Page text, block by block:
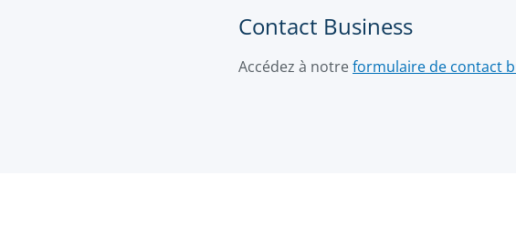
Contact Business
Accédez à notreformulaire de contact